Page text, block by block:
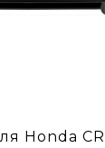
Honda